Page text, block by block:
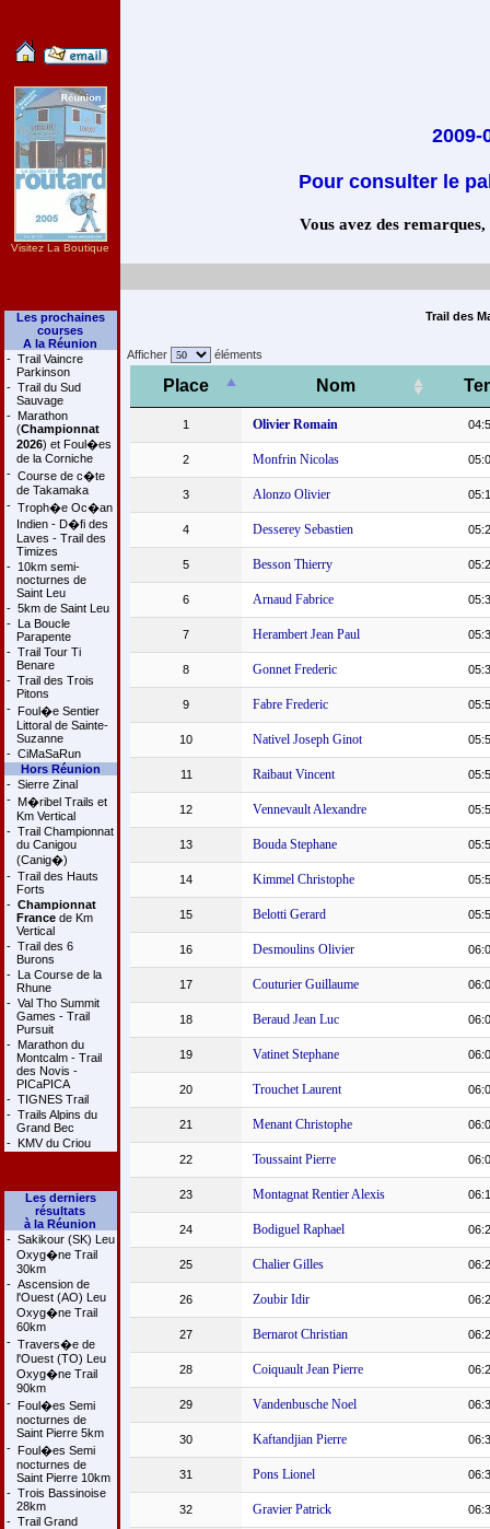
Visitez La Boutique
Les prochaines
courses
A la Réunion
- Trail Vaincre
Parkinson
- Trail du Sud
Sauvage
- Marathon
(Championnat
2026) et Foul�es
de la Corniche
- Course de c�te
de Takamaka
- Troph�e Oc�an
Indien - D�fi des
Laves - Trail des
Timizes
- 10km semi-
nocturnes de
Saint Leu
- 5km de Saint Leu
- La Boucle
Parapente
- Trail Tour Ti
Benare
- Trail des Trois
Pitons
- Foul�e Sentier
Littoral de Sainte-
Suzanne
- CiMaSaRun
Hors Réunion
- Sierre Zinal
- M�ribel Trails et
Km Vertical
- Trail Championnat
du Canigou
(Canig�)
- Trail des Hauts
Forts
- Championnat
Francede Km
Vertical
- Trail des 6
Burons
- La Course de la
Rhune
- Val Tho Summit
Games - Trail
Pursuit
- Marathon du
Montcalm - Trail
des Novis -
PICaPICA
- TIGNES Trail
- Trails Alpins du
Grand Bec
- KMV du Criou
Les derniers
résultats
à la Réunion
- Sakikour (SK) Leu
Oxyg�ne Trail
30km
- Ascension de
l'Ouest (AO) Leu
Oxyg�ne Trail
60km
- Travers�e de
l'Ouest (TO) Leu
Oxyg�ne Trail
90km
- Foul�es Semi
nocturnes de
Saint Pierre 5km
- Foul�es Semi
nocturnes de
Saint Pierre 10km
- Trois Bassinoise
28km
- Trail Grand
2009-
Pour consulter le
Vous avez des
Trail des
Afficher éléments
Place Nom
1 Olivier Romain
2 Monfrin Nicolas
3 Alonzo Olivier
4 Desserey Sebastien
5 Besson Thierry
6 Arnaud Fabrice
7 Herambert Jean Paul
8 Gonnet Frederic
9 Fabre Frederic
10 Nativel Joseph Ginot
11 Raibaut Vincent
12 Vennevault Alexandre
13 Bouda Stephane
14 Kimmel Christophe
15 Belotti Gerard
16 Desmoulins Olivier
17 Couturier Guillaume
18 Beraud Jean Luc
19 Vatinet Stephane
20 Trouchet Laurent
21 Menant Christophe
22 Toussaint Pierre
23 Montagnat Rentier Alexis
24 Bodiguel Raphael
25 Chalier Gilles
26 Zoubir Idir
27 Bernarot Christian
28 Coiquault Jean Pierre
29 Vandenbusche Noel
30 Kaftandjian Pierre
31 Pons Lionel
32 Gravier Patrick